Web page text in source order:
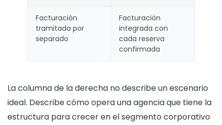
Facturación
tramitada por
separado
Facturación
integrada con
cada reserva
confirmada
La columna de la derecha no describe un escenario
ideal. Describe cómo opera una agencia que tiene la
estructura para crecer en el segmento corporativo